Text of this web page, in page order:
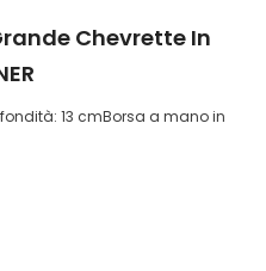
Chevrette In
13 cmBorsa a mano in